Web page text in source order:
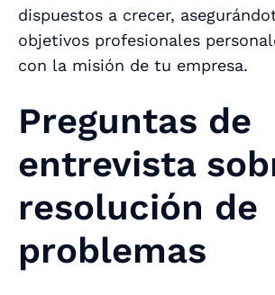
dispuestos a crecer,
objetivos profesionales
con la misión de tu empresa.
Preguntas de
entrevista
resolución de
problemas